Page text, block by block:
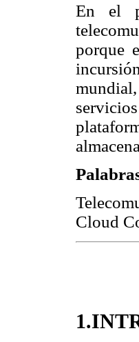
En el
porque
Cloud